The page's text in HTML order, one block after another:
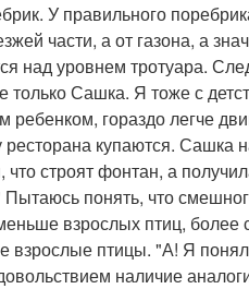
У правильного
части, а от газона, а
над уровнем тротуара.
Сашка. Я тоже с
гораздо легче
купаются. Сашка
строят фонтан, а
понять, что
взрослых птиц,
птицы. "А! Я
наличие